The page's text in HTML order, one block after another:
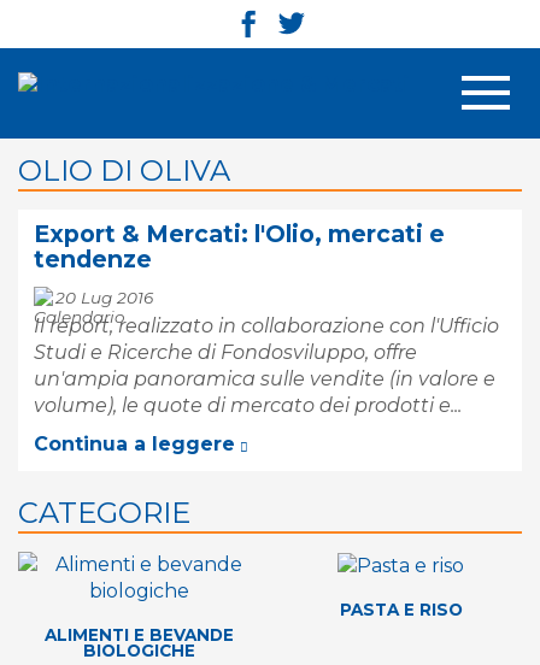
OLIO DI OLIVA
Export & Mercati: l'Olio, mercati e
tendenze
20 Lug 2016
Il report, realizzato in collaborazione con l'Ufficio
Studi e Ricerche di Fondosviluppo, offre
un'ampia panoramica sulle vendite (in valore e
volume), le quote di mercato dei prodotti e...
Continua a leggere
CATEGORIE
ALIMENTI E BEVANDE
BIOLOGICHE
PASTA E RISO